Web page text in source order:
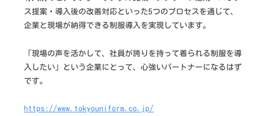
ス提案・導入後の改善対応といった5つのプロセスを通じて、
企業と現場が納得できる制服導入を実現しています。
「現場の声を活かして、社員が誇りを持って着られる制服を導
入したい」という企業にとって、心強いパートナーになるはず
です。
https://www.tokyouniform.co.jp/